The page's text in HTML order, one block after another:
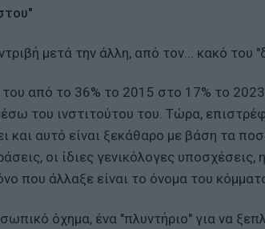
μετά την άλλη, από τον... κακό του
από το 36% το 2015 στο 17% το
του ινστιτούτου του. Τώρα,
και αυτό είναι ξεκάθαρο με βάση τα
οι ίδιες γενικόλογες υποσχέσεις,
που άλλαξε είναι το όνομα του
όχημα, ένα "πλυντήριο" για να